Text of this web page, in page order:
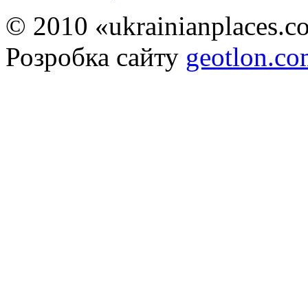
© 2010
Розробка сайту